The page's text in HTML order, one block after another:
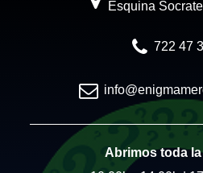
Esquina
722 47
Abrimos toda